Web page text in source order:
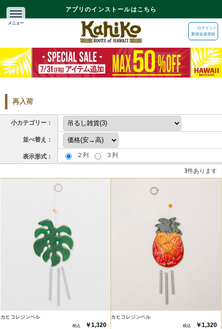
アプリのインストールはこちら
ログイン /
新規会員登録
再入荷
小カテゴリー：
並べ替え：
表示形式： ２列 ３列
3件あります
カヒコレジンベル
￥1,320
カヒコレジンベル
￥1,320